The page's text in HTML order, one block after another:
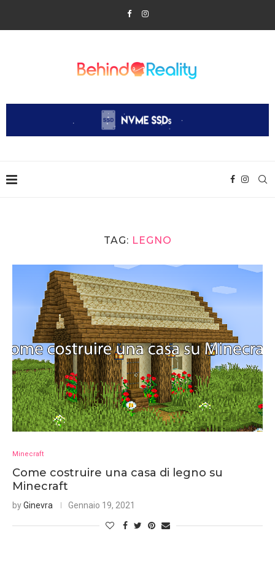
TAG: LEGNO
Minecraft
Come costruire una casa di legno su
Minecraft
byGinevra Gennaio 19, 2021